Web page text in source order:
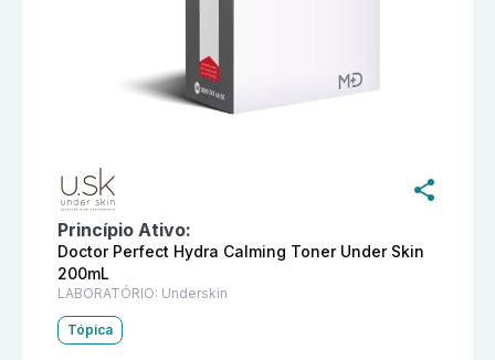
Princípio Ativo:
Doctor Perfect Hydra Calming Toner Under Skin
200mL
LABORATÓRIO: Underskin
Tópica